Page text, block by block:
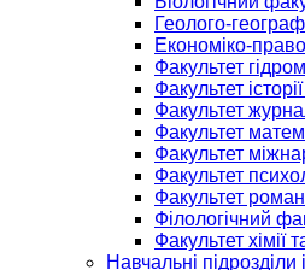
Геолого-
Економіко-
Факультет
Факультет
Факультет
Факультет
Факультет
Факультет
Факультет
Філологічний
Факультет хімії
Навчальні